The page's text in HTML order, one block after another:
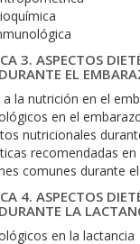
3. ASPECTOS
EL
la nutrición en el
en el
nutricionales
recomendadas
comunes durante
4. ASPECTOS
LA
en la lactancia